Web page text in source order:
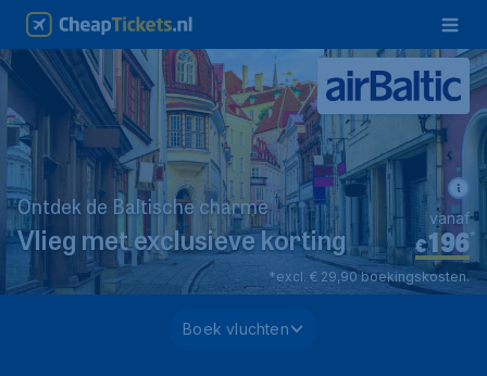
Ontdek de Baltische charme
Vlieg met exclusieve korting €196*
vanaf
*excl. € 29,90 boekingskosten.
Boek vluchten